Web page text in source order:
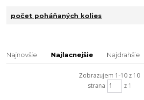
počet poháňaných kolies
Najnovšie Najlacnejšie Najdrahšie
Zobrazujem 1-10 z 10
strana
z 1